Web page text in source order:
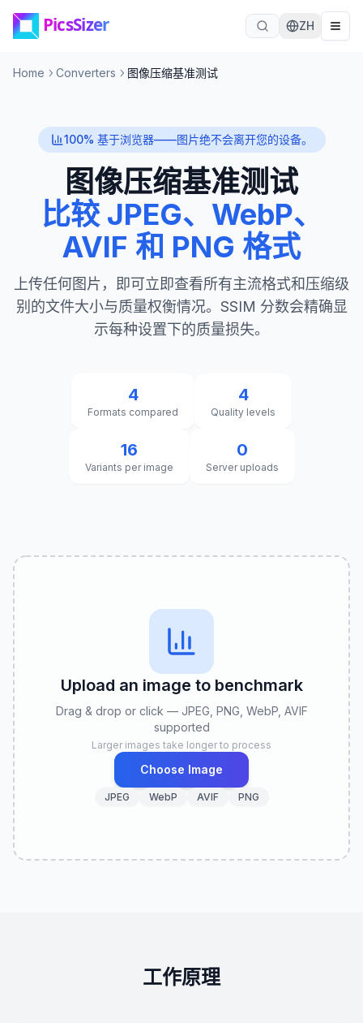
跳至内容
ZH
Home Converters 图像压缩基准测试
100% 基于浏览器——图片绝不会离开您的设备。
图像压缩基准测试
比较 JPEG、WebP、
AVIF 和 PNG 格式
上传任何图片，即可立即查看所有主流格式和压缩级
别的文件大小与质量权衡情况。SSIM 分数会精确显
示每种设置下的质量损失。
4
Formats compared
4
Quality levels
16
Variants per image
0
Server uploads
Upload an image to benchmark
Drag & drop or click — JPEG, PNG, WebP, AVIF
supported
Larger images take longer to process
Choose Image
JPEG WebP AVIF PNG
工作原理